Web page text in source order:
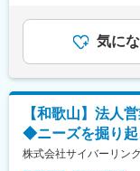
入社後はICT、
OJTで先輩と
識を培う学習
その他にもビジ
務スキル等の内
を通じてフォロ
◇働き方
フルフレックス
ら、
「人手不足」
どの課題に対し
提案していくス
◇具体的な業務
・既存顧客（自
・業務課題に対
・ICT商材（ネ
間/月の手当が
選考を通じて
含めた表記です
気に
【和歌山】法人
◆ニーズを掘り
株式会社サイバーリン